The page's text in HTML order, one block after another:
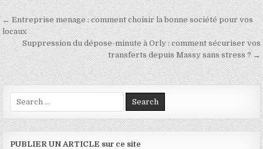
Navigation de l’article
← Entreprise menage : comment choisir la bonne société pour vos
locaux
Suppression du dépose-minute à Orly : comment sécuriser vos
transferts depuis Massy sans stress ? →
Search for:
PUBLIER UN ARTICLE sur ce site